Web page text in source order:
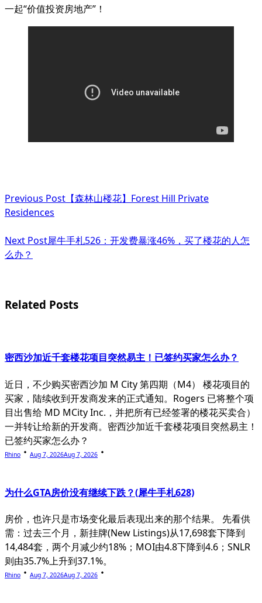
一起“价值投资房地产”！
class="nav-
screen-
Previous Post 【森林山楼花】Forest Hill Private
Residences
Next Post犀牛手札526：开发费暴涨46%，买了楼花的人怎
么办？
Related Posts
密西沙加近千套楼花项目突然易主！已签约买家怎么办？
近日，不少购买密西沙加 M City 第四期（M4） 楼花项目的
买家，陆续收到开发商发来的正式通知。Rogers 已将整个项
目出售给 MD MCity Inc.，并把所有已经签署的楼花买卖合）
一并转让给新的开发商。密西沙加近千套楼花项目突然易主！
已签约买家怎么办？
Rhino Aug 7, 2026Aug 7, 2026
为什么GTA房价没有继续下跌？(犀牛手札628)
房价，也许只是市场变化最后表现出来的那个结果。 先看供
需：过去三个月，新挂牌(New Listings)从17,698套下降到
14,484套，两个月减少约18%；MOI由4.8下降到4.6；SNLR
则由35.7%上升到37.1%。
Rhino Aug 7, 2026Aug 7, 2026